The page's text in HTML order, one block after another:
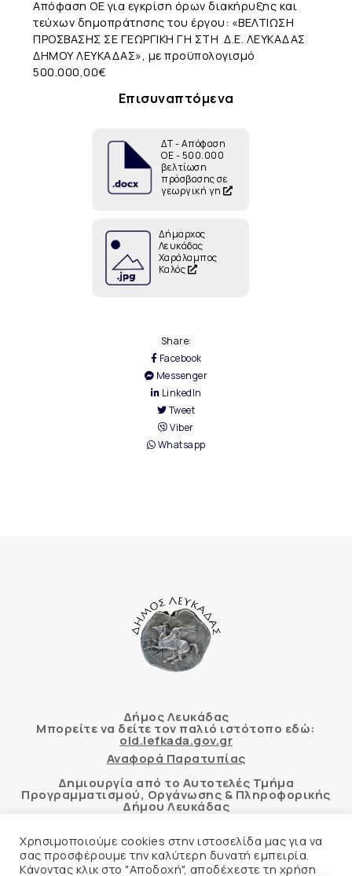
Απόφαση ΟΕ για εγκρίση όρων διακήρυξης και
τεύχων δημοπράτησης του έργου: «ΒΕΛΤΙΩΣΗ
ΠΡΟΣΒΑΣΗΣ ΣΕ ΓΕΩΡΓΙΚΗ ΓΗ ΣΤΗ Δ.Ε. ΛΕΥΚΑΔΑΣ
ΔΗΜΟΥ ΛΕΥΚΑΔΑΣ», με προϋπολογισμό
500.000,00€
Επισυναπτόμενα
ΔΤ - Απόφαση
ΟΕ - 500.000
βελτίωση
πρόσβασης σε
γεωργική γη
Δήμαρχος
Λευκάδας
Χαράλαμπος
Καλός
Share:
Facebook
Messenger
LinkedIn
Tweet
Viber
Whatsapp
Δήμος Λευκάδας
Μπορείτε να δείτε τον παλιό ιστότοπο εδώ:
old.lefkada.gov.gr
Αναφορά Παρατυπίας
Δημιουργία από το Αυτοτελές Τμήμα
Προγραμματισμού, Οργάνωσης & Πληροφορικής
Δήμου Λευκάδας
Αυτόματος έλεγχος προσβασιμότητας
Χρησιμοποιούμε cookies στην ιστοσελίδα μας για να
σας προσφέρουμε την καλύτερη δυνατή εμπειρία.
Κάνοντας κλικ στο "Αποδοχή", αποδέχεστε τη χρήση